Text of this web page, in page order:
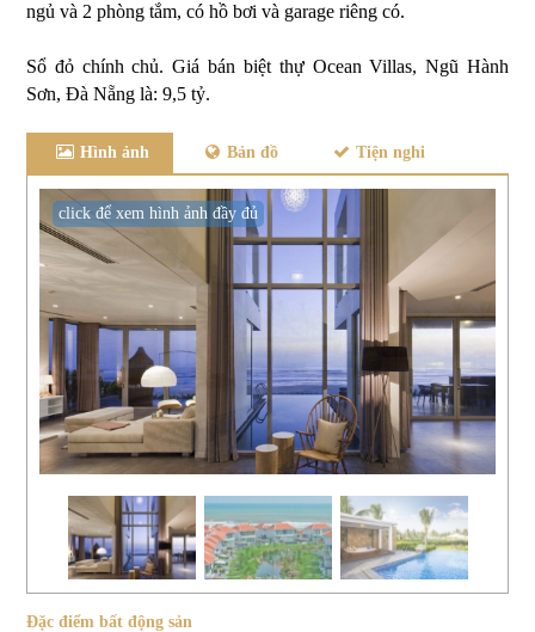
ngủ và 2 phòng tắm, có hồ bơi và garage riêng có.
Sổ đỏ chính chủ. Giá bán biệt thự Ocean Villas, Ngũ Hành
Sơn, Đà Nẵng là: 9,5 tỷ.
Hình ảnh Bản đồ Tiện nghi
click để xem hình ảnh đầy đủ
Đặc điểm bất động sản